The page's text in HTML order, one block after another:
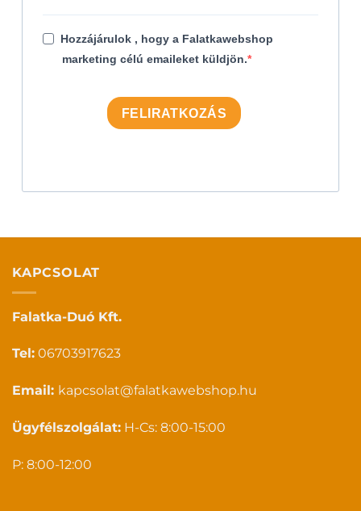
Hozzájárulok , hogy a Falatkawebshop
marketing célú emaileket küldjön.
FELIRATKOZÁS
KAPCSOLAT
Falatka-Duó Kft.
Tel: 06703917623
Email: kapcsolat@falatkawebshop.hu
Ügyfélszolgálat: H-Cs: 8:00-15:00
P: 8:00-12:00